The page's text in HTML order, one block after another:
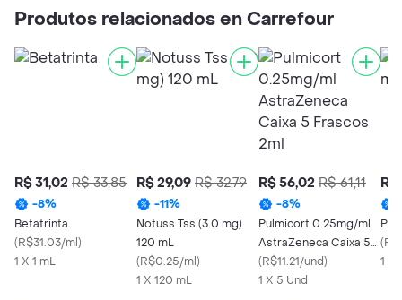
Produtos relacionados en Carrefour
R$ 31,02 R$ 33,85
-8%
Betatrinta
(R$31.03/ml)
1 X 1 mL
R$ 29,09 R$ 32,79
-11%
Notuss Tss (3.0 mg)
120 mL
(R$0.25/ml)
1 X 120 mL
R$ 56,02 R$ 61,11
-8%
Pulmicort 0.25mg/ml
AstraZeneca Caixa 5
Frascos 2ml
(R$11.21/und)
1 X 5 Und
R$
(
1 X